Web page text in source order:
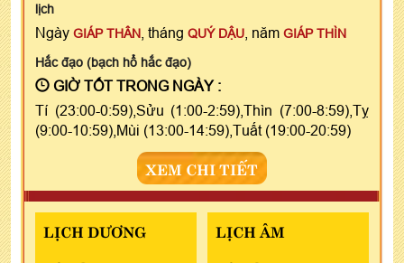
lịch
Ngày GIÁP THÂN , tháng QUÝ DẬU , năm GIÁP THÌN
Hắc đạo (bạch hổ hắc đạo)
GIỜ TỐT TRONG NGÀY :
Tí (23:00-0:59),Sửu (1:00-2:59),Thìn (7:00-8:59),Tỵ
(9:00-10:59),Mùi (13:00-14:59),Tuất (19:00-20:59)
XEM CHI TIẾT
LỊCH DƯƠNG LỊCH ÂM